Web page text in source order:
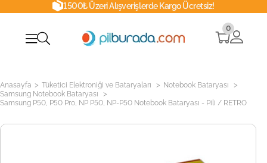
1500₺ Üzeri Alışverişlerde Kargo Ücretsiz!
0
Anasayfa > Tüketici Elektroniği ve Bataryaları > Notebook Bataryası >
Samsung Notebook Bataryası >
Samsung P50, P50 Pro, NP P50, NP-P50 Notebook Bataryası - Pili / RETRO